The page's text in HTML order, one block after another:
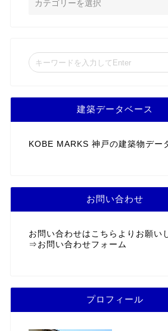
建築データベース
KOBE MARKS 神戸の建築物デー
お問い合わせ
お問い合わせはこちらよりお願い
⇒ お問い合わせフォーム
プロフィール